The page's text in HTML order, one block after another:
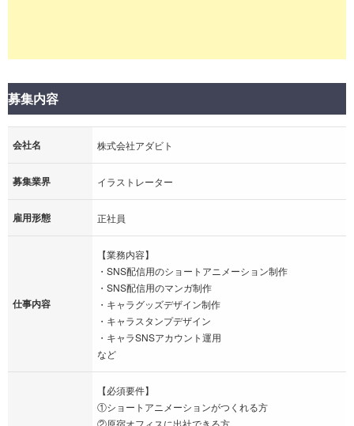
募集内容
会社名 株式会社アダビト
募集業界 イラストレーター
雇用形態 正社員
仕事内容
【業務内容】
・SNS配信用のショートアニメーション制作
・SNS配信用のマンガ制作
・キャラグッズデザイン制作
・キャラスタンプデザイン
・キャラSNSアカウント運用
など
【必須要件】
①ショートアニメーションがつくれる方
②原宿オフィスに出社できる方